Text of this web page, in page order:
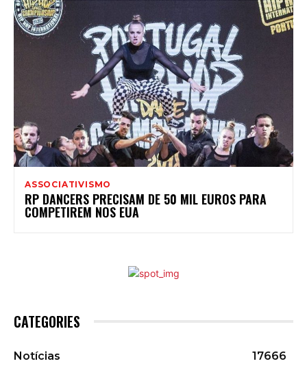
ASSOCIATIVISMO
RP DANCERS PRECISAM DE 50 MIL EUROS PARA
COMPETIREM NOS EUA
CATEGORIES
Notícias
17666